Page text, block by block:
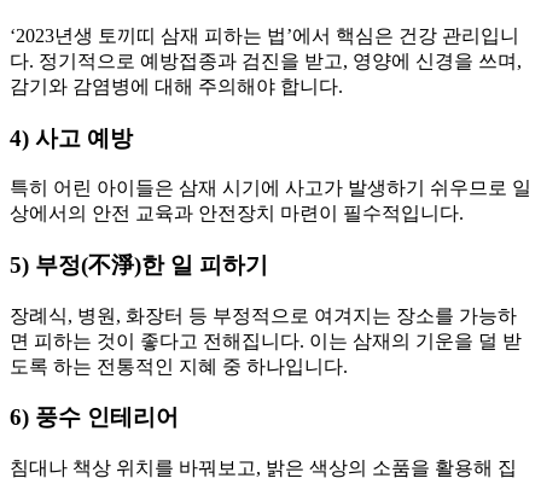
‘2023년생 토끼띠 삼재 피하는 법’에서 핵심은 건강 관리입니
다. 정기적으로 예방접종과 검진을 받고, 영양에 신경을 쓰며,
감기와 감염병에 대해 주의해야 합니다.
4) 사고 예방
특히 어린 아이들은 삼재 시기에 사고가 발생하기 쉬우므로 일
상에서의 안전 교육과 안전장치 마련이 필수적입니다.
5) 부정(不淨)한 일 피하기
장례식, 병원, 화장터 등 부정적으로 여겨지는 장소를 가능하
면 피하는 것이 좋다고 전해집니다. 이는 삼재의 기운을 덜 받
도록 하는 전통적인 지혜 중 하나입니다.
6) 풍수 인테리어
침대나 책상 위치를 바꿔보고, 밝은 색상의 소품을 활용해 집